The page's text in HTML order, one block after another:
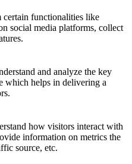
certain functionalities like
social media platforms, collect
and analyze the key
which helps in delivering a
how visitors interact with
information on metrics the
source, etc.